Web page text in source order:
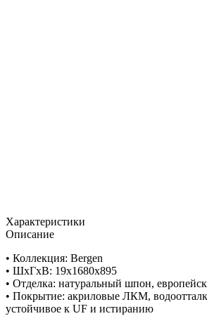
Характеристики
Описание
• Коллекция: Bergen
• ШxГхВ: 19x1680x895
• Отделка: натуральный шпон,
• Покрытие: акриловые ЛКМ,
устойчивое к UF и истиранию